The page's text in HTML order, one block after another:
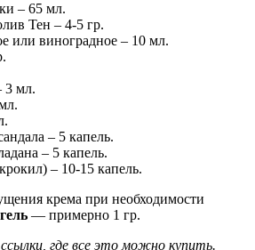
– 65 мл.
Тен – 4-5 гр.
или виноградное – 10 мл.
3 мл.
– 5 капель.
– 5 капель.
– 10-15 капель.
крема при необходимости
— примерно 1 гр.
где все это можно купить.